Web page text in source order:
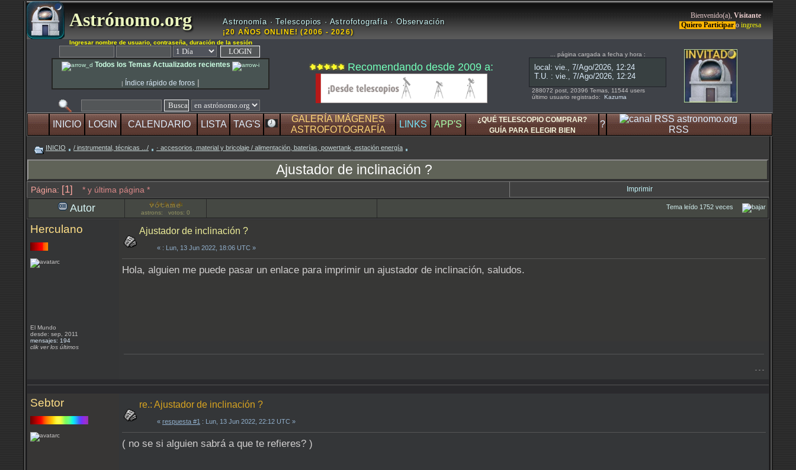
Astrónomo.org Astronomía · Telescopios · Astrofotografía · Observación
¡20 AÑOS ONLINE! (2006 - 2026)
Bienvenido(a), Visitante
Quiero Participar o ingresa
Ingresar nombre de usuario, contraseña, duración de la sesión
Todos los Temas Actualizados recientes
| Índice rápido de foros |
Recomendando desde 2009 a:
... página cargada a fecha y hora :
288072 post, 20396 Temas, 11544 users
último usuario registrado: Kazuma
INICIO LOGIN CALENDARIO LISTA TAG'S
GALERÍA IMÁGENES
ASTROFOTOGRAFÍA
LINKS APP'S
¿QUÉ TELESCOPIO COMPRAR?
GUÍA PARA ELEGIR BIEN
?
RSS
INICIO / instrumental, técnicas .../ · accesorios, material y bricolaje / alimentación, baterías, powertank, estación energía
Ajustador de inclinación ?
Página: [1] * y última página * Imprimir
Autor astrons: votos: 0
Tema leído 1752 veces
Herculano
El Mundo
desde: sep, 2011
mensajes: 194
clik ver los últimos
Ajustador de inclinación ?
« : Lun, 13 Jun 2022, 18:06 UTC »
Hola, alguien me puede pasar un enlace para imprimir un ajustador de inclinación, saludos.
- - -
Sebtor re.: Ajustador de inclinación ?
« respuesta #1 : Lun, 13 Jun 2022, 22:12 UTC »
( no se si alguien sabrá a que te refieres? )